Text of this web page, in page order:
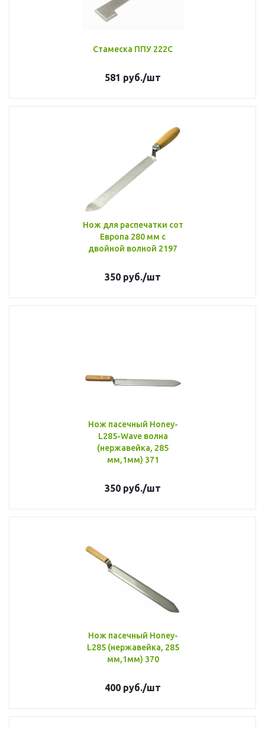
Стамеска ППУ 222С
581 руб./шт
Нож для распечатки сот
Европа 280 мм с
двойной волной 2197
350 руб./шт
Нож пасечный Honey-
L285-Wave волна
(нержавейка, 285
мм,1мм) 371
350 руб./шт
Нож пасечный Honey-
L285 (нержавейка, 285
мм,1мм) 370
400 руб./шт